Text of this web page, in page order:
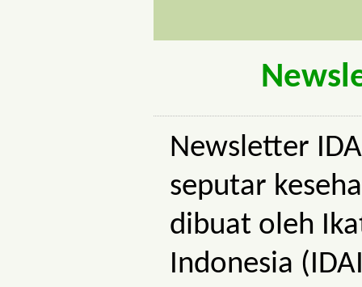
Newsletter
seputar
dibuat oleh
Indonesia